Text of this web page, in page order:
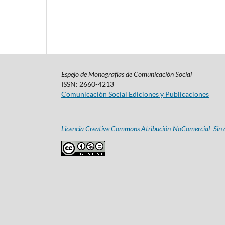
Espejo de Monografías de Comunicación Social
ISSN: 2660-4213
Comunicación Social Ediciones y Publicaciones
Licencia Creative Commons Atribución-NoComercial-